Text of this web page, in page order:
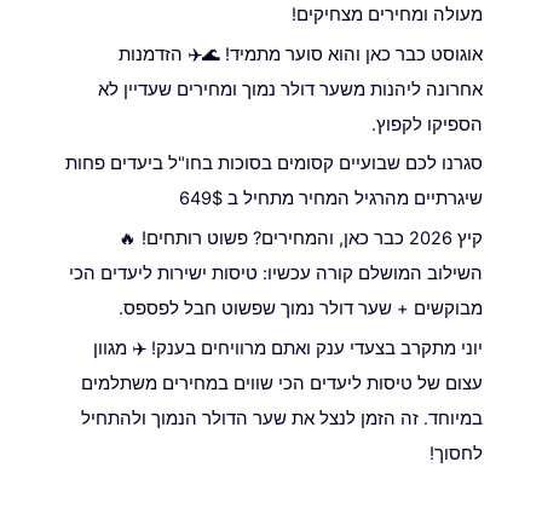
מעולה ומחירים מצחיקים!
אוגוסט כבר כאן והוא סוער מתמיד! 🌊✈️ הזדמנות
אחרונה ליהנות משער דולר נמוך ומחירים שעדיין לא
הספיקו לקפוץ.
סגרנו לכם שבועיים קסומים בסוכות בחו"ל ביעדים פחות
שיגרתיים מהרגיל המחיר מתחיל ב 649$
קיץ 2026 כבר כאן, והמחירים? פשוט רותחים! 🔥
השילוב המושלם קורה עכשיו: טיסות ישירות ליעדים הכי
מבוקשים + שער דולר נמוך שפשוט חבל לפספס.
יוני מתקרב בצעדי ענק ואתם מרוויחים בענק! ✈️ מגוון
עצום של טיסות ליעדים הכי שווים במחירים משתלמים
במיוחד. זה הזמן לנצל את שער הדולר הנמוך ולהתחיל
לחסוך!